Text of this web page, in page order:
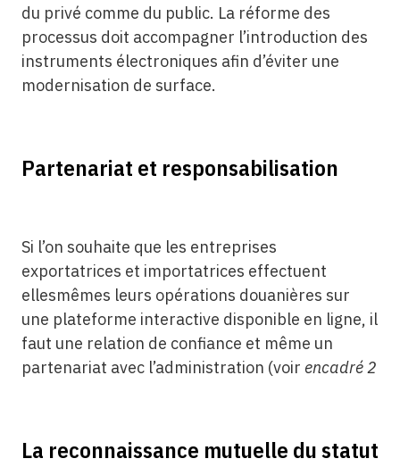
du privé comme du public. La réforme des
processus doit accompagner l’introduction des
instruments électroniques afin d’éviter une
modernisation de surface.
Partenariat et responsabilisation
Si l’on souhaite que les entreprises
exportatrices et importatrices effectuent
ellesmêmes leurs opérations douanières sur
une plateforme interactive disponible en ligne, il
faut une relation de confiance et même un
partenariat avec l’administration (voir encadré 2
La reconnaissance mutuelle du statut